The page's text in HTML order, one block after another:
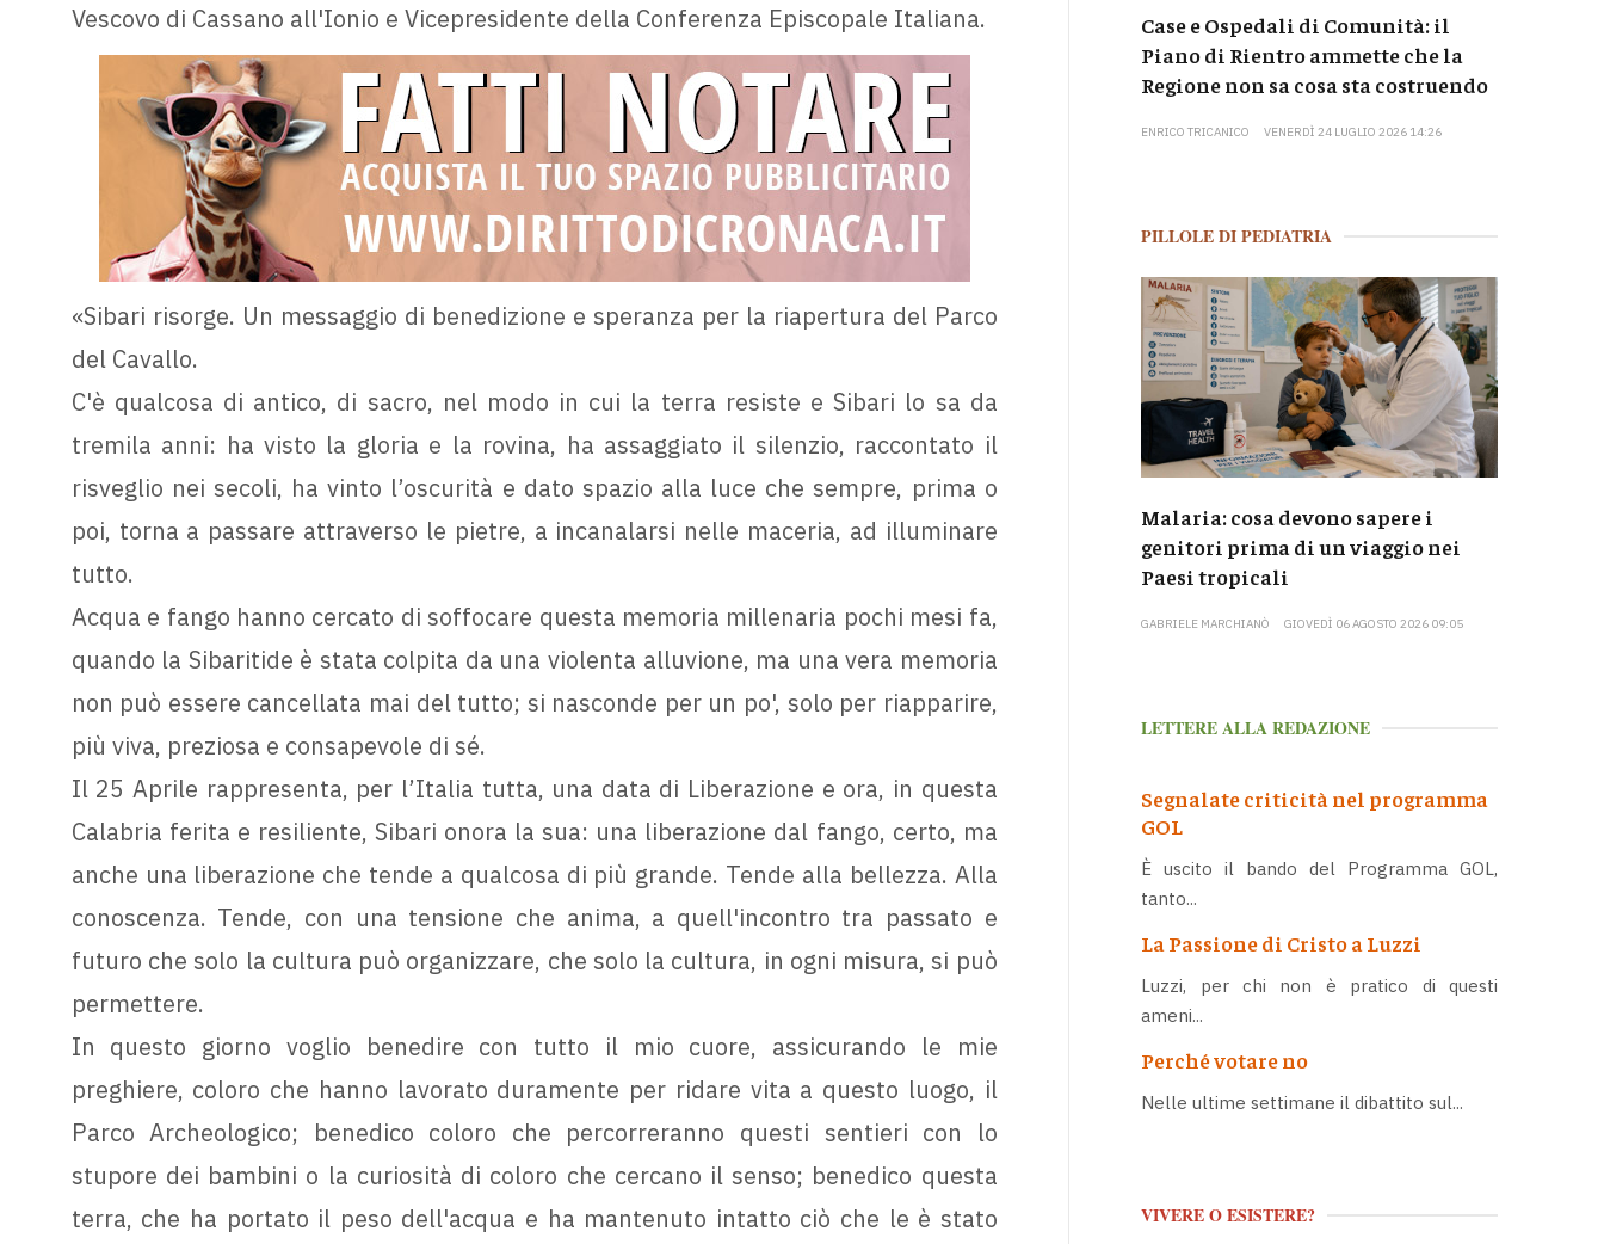
Vescovo di Cassano all'Ionio e Vicepresidente della Conferenza Episcopale Italiana.
«Sibari risorge. Un messaggio di benedizione e speranza per la riapertura del Parco
del Cavallo.
C'è qualcosa di antico, di sacro, nel modo in cui la terra resiste e Sibari lo sa da
tremila anni: ha visto la gloria e la rovina, ha assaggiato il silenzio, raccontato il
risveglio nei secoli, ha vinto l’oscurità e dato spazio alla luce che sempre, prima o
poi, torna a passare attraverso le pietre, a incanalarsi nelle maceria, ad illuminare
tutto.
Acqua e fango hanno cercato di soffocare questa memoria millenaria pochi mesi fa,
quando la Sibaritide è stata colpita da una violenta alluvione, ma una vera memoria
non può essere cancellata mai del tutto; si nasconde per un po', solo per riapparire,
più viva, preziosa e consapevole di sé.
Il 25 Aprile rappresenta, per l’Italia tutta, una data di Liberazione e ora, in questa
Calabria ferita e resiliente, Sibari onora la sua: una liberazione dal fango, certo, ma
anche una liberazione che tende a qualcosa di più grande. Tende alla bellezza. Alla
conoscenza. Tende, con una tensione che anima, a quell'incontro tra passato e
futuro che solo la cultura può organizzare, che solo la cultura, in ogni misura, si può
permettere.
In questo giorno voglio benedire con tutto il mio cuore, assicurando le mie
preghiere, coloro che hanno lavorato duramente per ridare vita a questo luogo, il
Parco Archeologico; benedico coloro che percorreranno questi sentieri con lo
stupore dei bambini o la curiosità di coloro che cercano il senso; benedico questa
terra, che ha portato il peso dell'acqua e ha mantenuto intatto ciò che le è stato
Case e Ospedali di Comunità: il
Piano di Rientro ammette che la
Regione non sa cosa sta costruendo
ENRICO TRICANICO VENERDÌ 24 LUGLIO 2026 14:26
PILLOLE DI PEDIATRIA
Malaria: cosa devono sapere i
genitori prima di un viaggio nei
Paesi tropicali
GABRIELE MARCHIANÒ GIOVEDÌ 06 AGOSTO 2026 09:05
LETTERE ALLA REDAZIONE
Segnalate criticità nel programma
GOL
È uscito il bando del Programma GOL,
tanto...
La Passione di Cristo a Luzzi
Luzzi, per chi non è pratico di questi
ameni...
Perché votare no
Nelle ultime settimane il dibattito sul...
VIVERE O ESISTERE?